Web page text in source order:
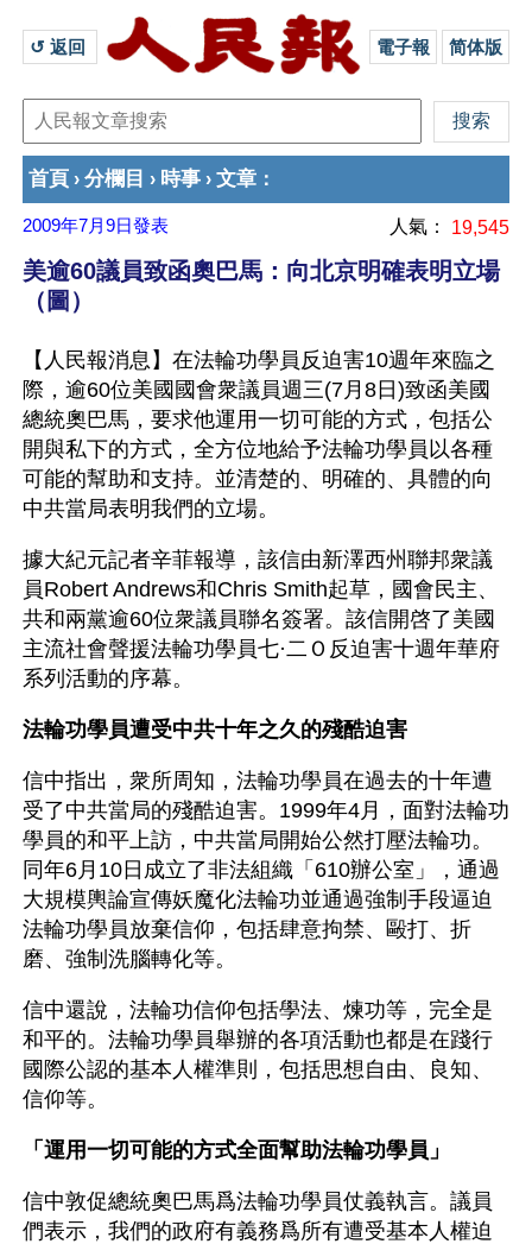
↺ 返回 電子報 简体版
首頁 › 分欄目 › 時事 › 文章 ：
2009年7月9日發表 人氣： 19,545
美逾60議員致函奧巴馬：向北京明確表明立場
（圖）
【人民報消息】在法輪功學員反迫害10週年來臨之
際，逾60位美國國會衆議員週三(7月8日)致函美國
總統奧巴馬，要求他運用一切可能的方式，包括公
開與私下的方式，全方位地給予法輪功學員以各種
可能的幫助和支持。並清楚的、明確的、具體的向
中共當局表明我們的立場。
據大紀元記者辛菲報導，該信由新澤西州聯邦衆議
員Robert Andrews和Chris Smith起草，國會民主、
共和兩黨逾60位衆議員聯名簽署。該信開啓了美國
主流社會聲援法輪功學員七·二Ｏ反迫害十週年華府
系列活動的序幕。
法輪功學員遭受中共十年之久的殘酷迫害
信中指出，衆所周知，法輪功學員在過去的十年遭
受了中共當局的殘酷迫害。1999年4月，面對法輪功
學員的和平上訪，中共當局開始公然打壓法輪功。
同年6月10日成立了非法組織「610辦公室」，通過
大規模輿論宣傳妖魔化法輪功並通過強制手段逼迫
法輪功學員放棄信仰，包括肆意拘禁、毆打、折
磨、強制洗腦轉化等。
信中還說，法輪功信仰包括學法、煉功等，完全是
和平的。法輪功學員舉辦的各項活動也都是在踐行
國際公認的基本人權準則，包括思想自由、良知、
信仰等。
「運用一切可能的方式全面幫助法輪功學員」
信中敦促總統奧巴馬爲法輪功學員仗義執言。議員
們表示，我們的政府有義務爲所有遭受基本人權迫